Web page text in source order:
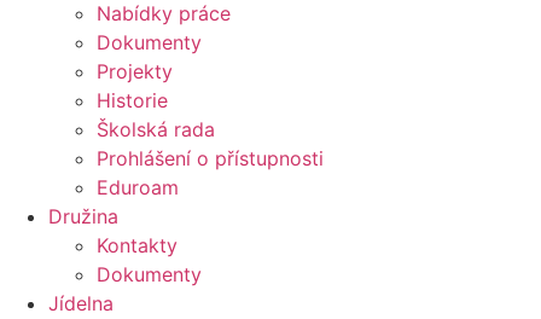
Nabídky práce
Dokumenty
Projekty
Historie
Školská rada
Prohlášení o přístupnosti
Eduroam
Družina
Kontakty
Dokumenty
Jídelna